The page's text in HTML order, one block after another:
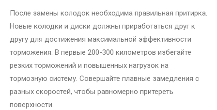
После замены колодок необходима правильная притирка.
Новые колодки и диски должны приработаться друг к
другу для достижения максимальной эффективности
торможения. В первые 200-300 километров избегайте
резких торможений и повышенных нагрузок на
тормозную систему. Совершайте плавные замедления с
разных скоростей, чтобы равномерно притереть
поверхности.